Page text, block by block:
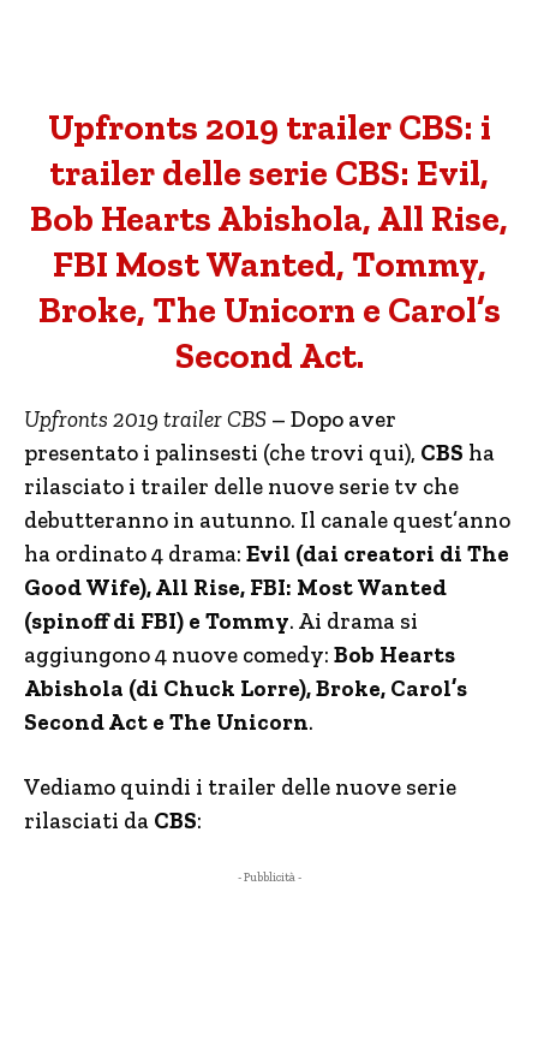
Upfronts 2019 trailer CBS: i
trailer delle serie CBS: Evil,
Bob Hearts Abishola, All Rise,
FBI Most Wanted, Tommy,
Broke, The Unicorn e Carol’s
Second Act.
Upfronts 2019 trailer CBS – Dopo aver
presentato i palinsesti (che trovi qui), CBS ha
rilasciato i trailer delle nuove serie tv che
debutteranno in autunno. Il canale quest’anno
ha ordinato 4 drama: Evil (dai creatori di The
Good Wife), All Rise, FBI: Most Wanted
(spinoff di FBI) e Tommy. Ai drama si
aggiungono 4 nuove comedy: Bob Hearts
Abishola (di Chuck Lorre), Broke, Carol’s
Second Act e The Unicorn.
Vediamo quindi i trailer delle nuove serie
rilasciati da CBS:
- Pubblicità -